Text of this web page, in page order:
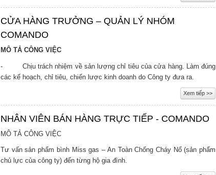
CỬA HÀNG TRƯỞNG – QUẢN LÝ NHÓM
COMANDO
MÔ TẢ CÔNG VIỆC
- Chịu trách nhiệm về sản lượng chỉ tiêu của cửa hàng. Làm đúng
các kế hoạch, chỉ tiêu, chiến lược kinh doanh do Công ty đưa ra.
Xem tiếp >>
NHÂN VIÊN BÁN HÀNG TRỰC TIẾP - COMANDO
MÔ TẢ CÔNG VIỆC
Tư vấn sản phẩm bình Miss gas – An Toàn Chống Cháy Nổ (sản phẩm
chủ lực của công ty) đến từng hộ gia đình.